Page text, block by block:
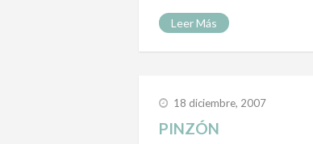
Leer Más
18 diciembre, 2007
PINZÓN